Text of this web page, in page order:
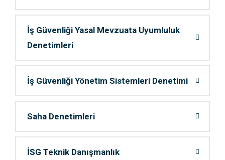
İş Güvenliği Yasal Mevzuata Uyumluluk
Denetimleri
İş Güvenliği Yönetim Sistemleri Denetimi
Saha Denetimleri
İSG Teknik Danışmanlık